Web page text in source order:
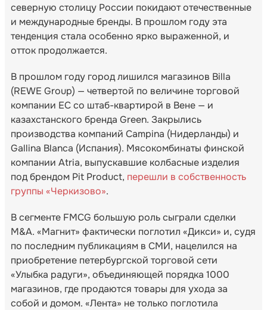
северную столицу России покидают отечественные
и международные бренды. В прошлом году эта
тенденция стала особенно ярко выраженной, и
отток продолжается.
В прошлом году город лишился магазинов Billa
(REWE Group) — четвертой по величине торговой
компании ЕС со штаб-квартирой в Вене — и
казахстанского бренда Green. Закрылись
производства компаний Campina (Нидерланды) и
Gallina Blanca (Испания). Мясокомбинаты финской
компании Atria, выпускавшие колбасные изделия
под брендом Pit Product, перешли в собственность
группы «Черкизово».
В сегменте FMCG большую роль сыграли сделки
M&A. «Магнит» фактически поглотил «Дикси» и, судя
по последним публикациям в СМИ, нацелился на
приобретение петербургской торговой сети
«Улыбка радуги», объединяющей порядка 1000
магазинов, где продаются товары для ухода за
собой и домом. «Лента» не только поглотила